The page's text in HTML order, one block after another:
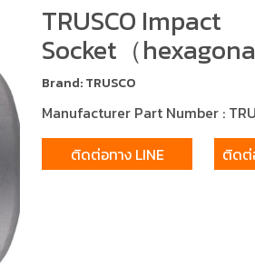
ภัย (safety cutter)
สินค้าประเภทประแจ
ภทไขควง เครื่องมือขัดและตกแต่
บการทำงานในที่สูง
เครื่องมือสำหรับช่างยน
Mechanic Tools)
/ เครื่องมือใช้
กรและเครื่องCNC
TRUSCO Impact
Socket（
Brand: TRUSCO
Manufacturer Part Number :
ติดต่อทาง LINE ติดต่